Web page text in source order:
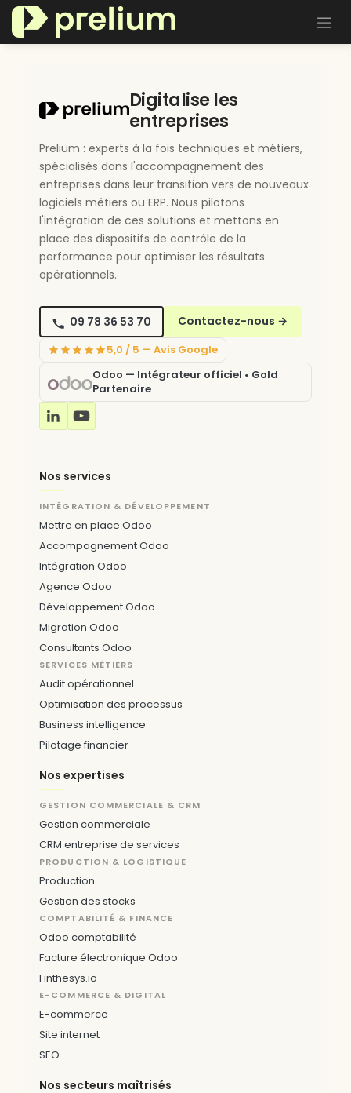
Se rendre au contenu
Digitalise les
entreprises
Prelium : experts à la fois techniques et métiers,
spécialisés dans l'accompagnement des
entreprises dans leur transition vers de nouveaux
logiciels métiers ou ERP. Nous pilotons
l'intégration de ces solutions et mettons en
place des dispositifs de contrôle de la
performance pour optimiser les résultats
opérationnels.
09 78 36 53 70 Contactez-nous →
5,0 / 5 — Avis Google
Odoo — Intégrateur officiel • Gold
Partenaire
Nos services
INTÉGRATION & DÉVELOPPEMENT
Mettre en place Odoo
Accompagnement Odoo
Intégration Odoo
Agence Odoo
Développement Odoo
Migration Odoo
Consultants Odoo
SERVICES MÉTIERS
Audit opérationnel
Optimisation des processus
Business intelligence
Pilotage financier
Nos expertises
GESTION COMMERCIALE & CRM
Gestion commerciale
CRM entreprise de services
PRODUCTION & LOGISTIQUE
Production
Gestion des stocks
COMPTABILITÉ & FINANCE
Odoo comptabilité
Facture électronique Odoo
Finthesys.io
E-COMMERCE & DIGITAL
E-commerce
Site internet
SEO
Nos secteurs maîtrisés